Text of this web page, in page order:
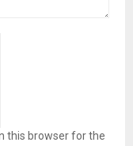
this browser for the